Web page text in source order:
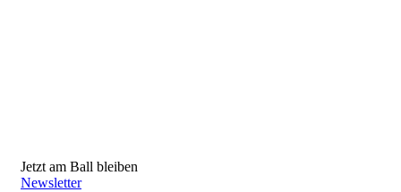
Jetzt am Ball bleiben
Newsletter